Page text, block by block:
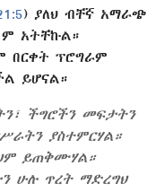
) ያለህ ብቸኛ አማራጭ
አትቸኩል።
በርቀት ፕሮግራም
ይሆናል።
ችግሮችን መፍታትን
ያስተምርሃል።
ይጠቅሙሃል።
ሁሉ ጥረት ማድረግህ